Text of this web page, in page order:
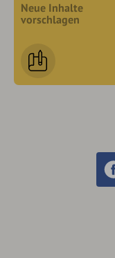
Neue Inhalte
vorschlagen